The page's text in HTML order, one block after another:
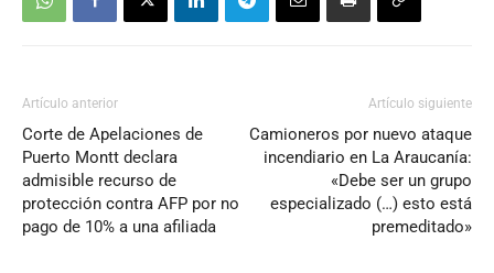
Artículo anterior
Corte de Apelaciones de
Puerto Montt declara
admisible recurso de
protección contra AFP por no
pago de 10% a una afiliada
Artículo siguiente
Camioneros por nuevo ataque
incendiario en La Araucanía:
«Debe ser un grupo
especializado (…) esto está
premeditado»